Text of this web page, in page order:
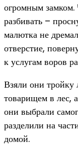
огромным замком.
разбивать –
малютка не
отверстие,
к услугам воров
Взяли они
товарищем в лес,
они выбрали
разделили на
домой.